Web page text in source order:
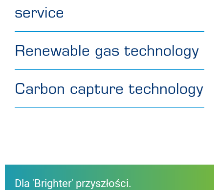
service
Renewable gas technology
Carbon capture technology
Dla 'Brighter' przyszłości.